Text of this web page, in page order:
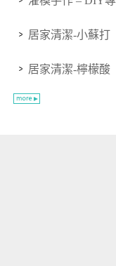
居家清潔-小蘇打
居家清潔-檸檬酸